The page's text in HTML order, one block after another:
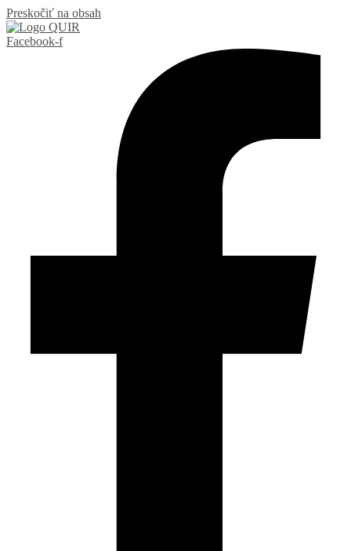
Preskočiť na obsah
Facebook-f